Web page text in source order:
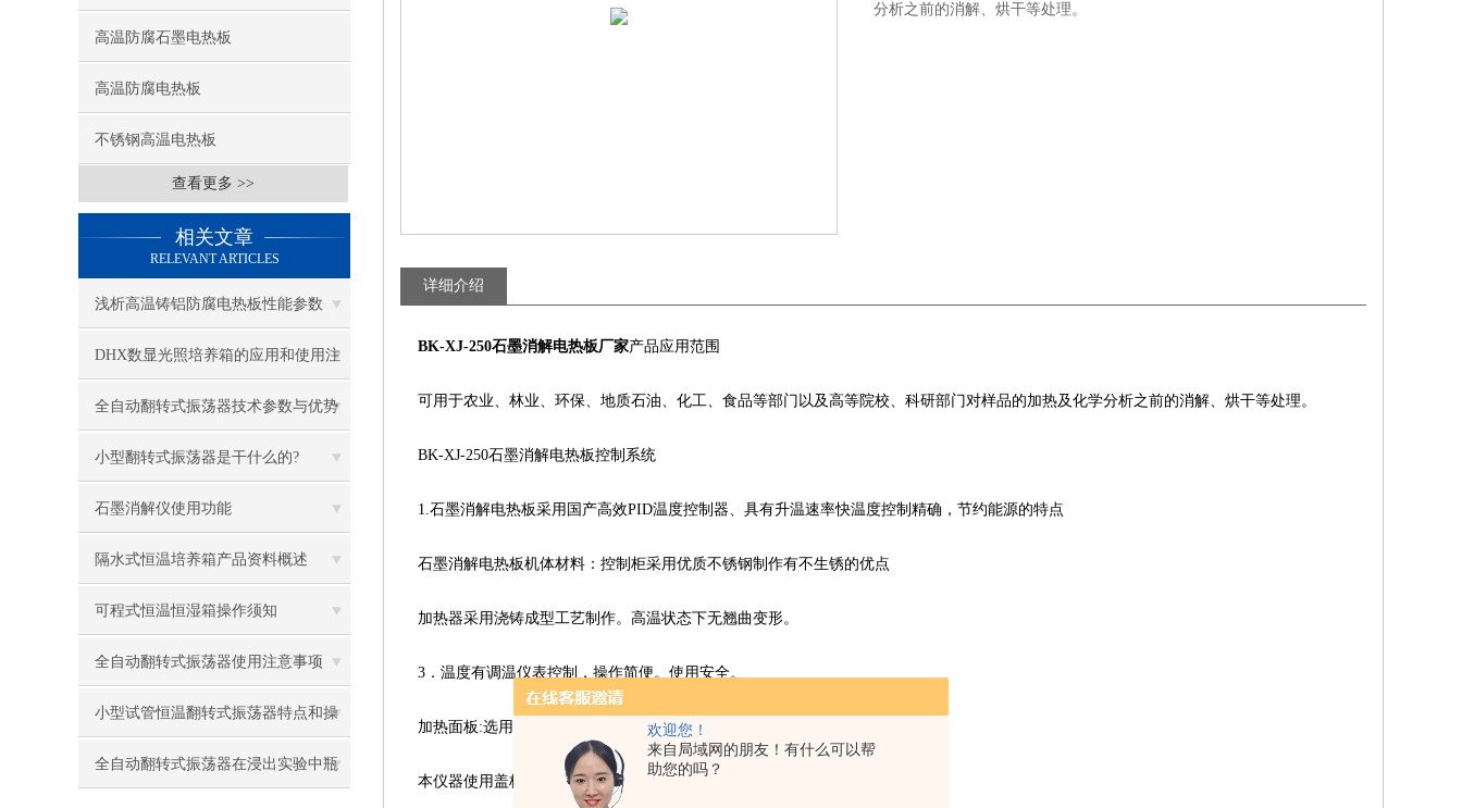
欢迎您！
来自局域网的朋友！有什么可以帮
助您的吗？
高温防腐石墨电热板
高温防腐电热板
不锈钢高温电热板
查看更多 >>
相关文章
RELEVANT ARTICLES
浅析高温铸铝防腐电热板性能参数
DHX数显光照培养箱的应用和使用注
意事项
全自动翻转式振荡器技术参数与优势
小型翻转式振荡器是干什么的?
石墨消解仪使用功能
隔水式恒温培养箱产品资料概述
可程式恒温恒湿箱操作须知
全自动翻转式振荡器使用注意事项
小型试管恒温翻转式振荡器特点和操
作步骤
全自动翻转式振荡器在浸出实验中瓶
分析之前的消解、烘干等处理。
详细介绍
BK-XJ-250石墨消解电热板厂家产品应用范围
可用于农业、林业、环保、地质石油、化工、食品等部门以及高等院校、科研部门对样品的加热及化学分析之前的消解、烘干等处理。
BK-XJ-250石墨消解电热板控制系统
1.石墨消解电热板采用国产高效PID温度控制器、具有升温速率快温度控制精确，节约能源的特点
石墨消解电热板机体材料：控制柜采用优质不锈钢制作有不生锈的优点
加热器采用浇铸成型工艺制作。高温状态下无翘曲变形。
3．温度有调温仪表控制，操作简便。使用安全。
加热面板:选用高纯石墨整体雕铸而成，具有高度耐酸碱、防腐蚀的功能特点
本仪器使用盖板式设计，使用过程中能使温度更均匀，物品受热更好、更快